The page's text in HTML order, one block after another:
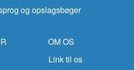
og opslagsbøger
OM OS
Link til os